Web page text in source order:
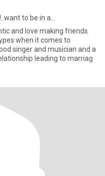
to be in a...
and love making friends
when it comes to
singer and musician and a
leading to marriag